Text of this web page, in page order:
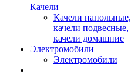
Качели
Качели напольные,
качели подвесные,
качели домашние
Электромобили
Электромобили